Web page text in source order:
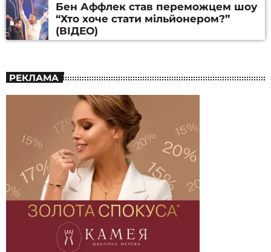
Бен Аффлек став переможцем шоу
“Хто хоче стати мільйонером?”
(ВІДЕО)
РЕКЛАМА